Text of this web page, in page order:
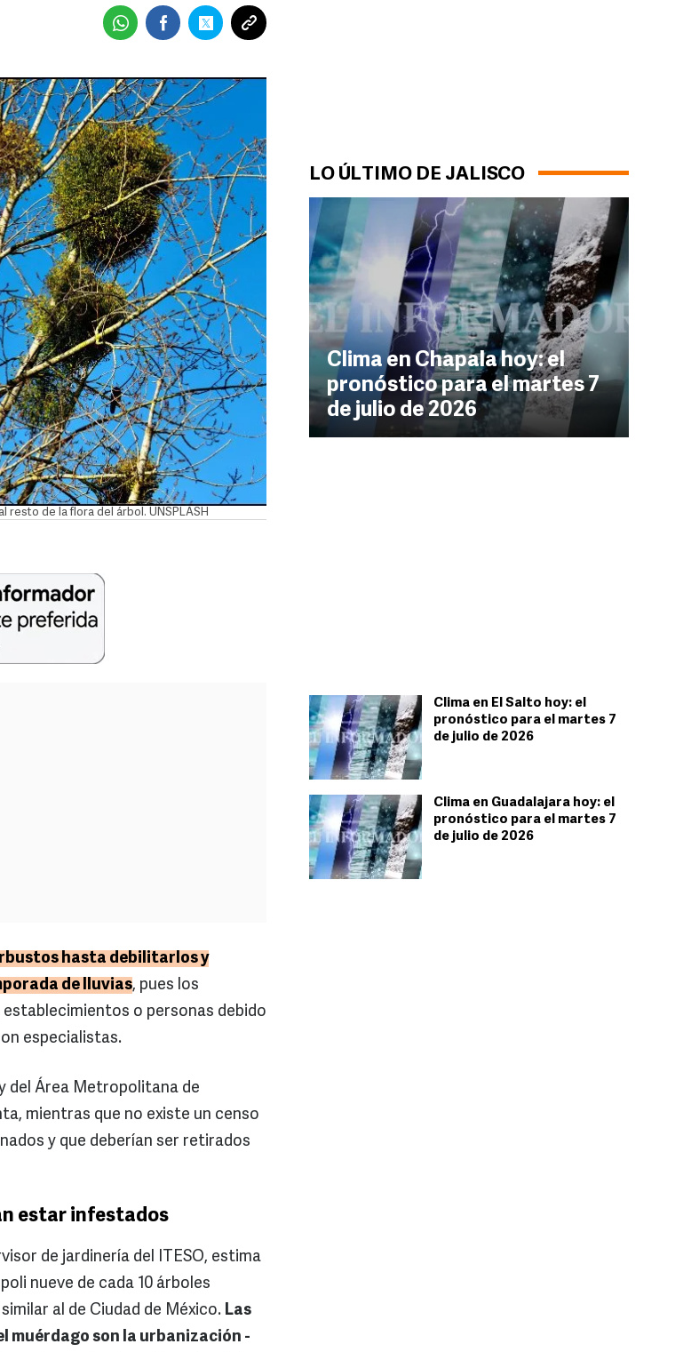
LO ÚLTIMO DE JALISCO
Clima en Chapala hoy: el
pronóstico para el martes 7
de julio de 2026
Clima en El Salto hoy: el
pronóstico para el martes 7
de julio de 2026
Clima en Guadalajara hoy: el
pronóstico para el martes 7
de julio de 2026
de la flora del árbol. UNSPLASH
hasta debilitarlos y
de lluvias, pues los
o personas debido
especialistas.
del Área Metropolitana de
mientras que no existe un censo
y que deberían ser retirados
estar infestados
de jardinería del ITESO, estima
nueve de cada 10 árboles
al de Ciudad de México. Las
muérdago son la urbanización -